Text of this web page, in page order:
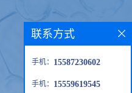
联系方式
手机： 15587230602
手机： 15559619545